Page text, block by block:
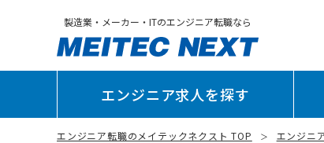
製造業・メーカー・ITのエンジニア転職なら
エンジニア求人を探す
エンジニア転職のメイテックネクスト TOP エンジニ